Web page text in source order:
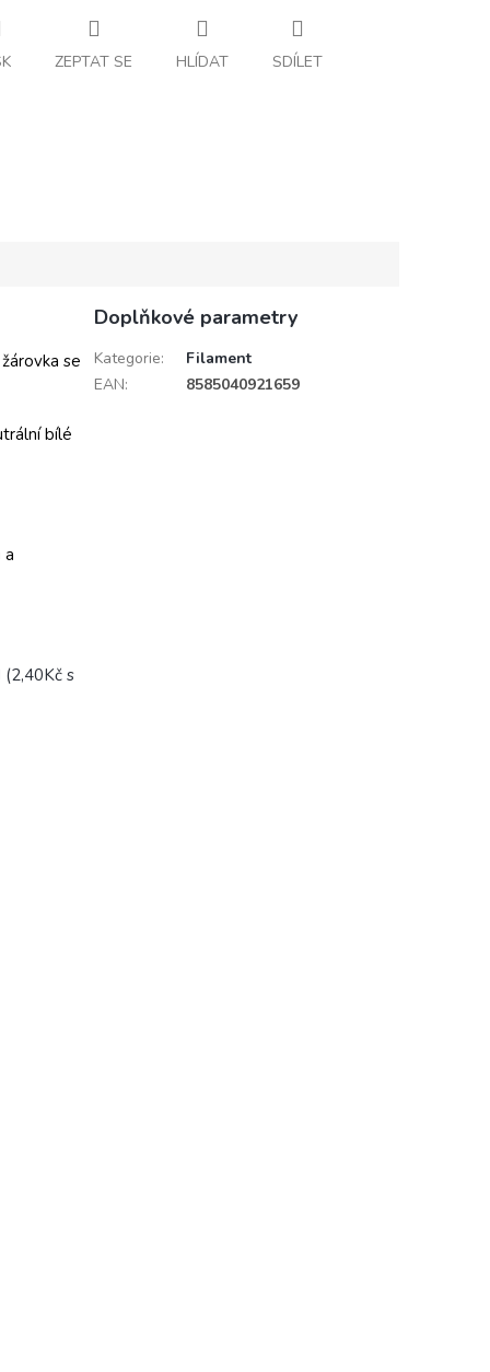
ZEPTAT SE HLÍDAT SDÍLET
se
bílé
a
s
Doplňkové parametry
Kategorie:
Filament
EAN: 8585040921659